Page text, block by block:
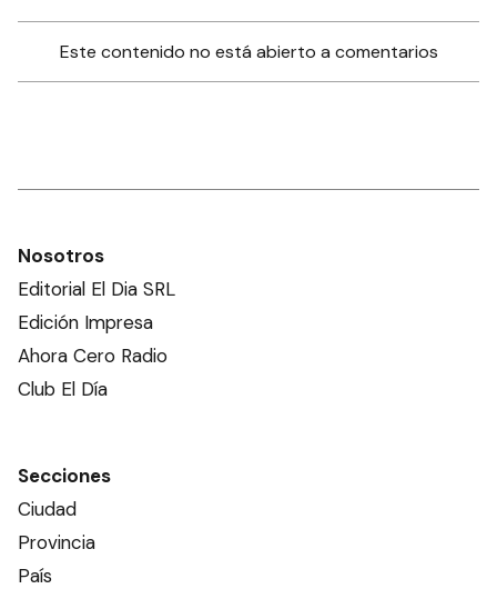
Este contenido no está abierto a comentarios
Nosotros
Editorial El Dia SRL
Edición Impresa
Ahora Cero Radio
Club El Día
Secciones
Ciudad
Provincia
País